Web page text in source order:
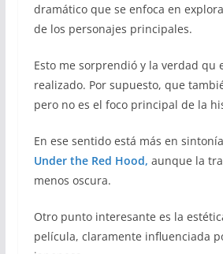
dramático que se enfoca en
de los personajes principales.
Esto me sorprendió y la verdad qu
realizado. Por supuesto, que
pero no es el foco principal de la
En ese sentido está más en
Under the Red Hood, aunque la
menos oscura.
Otro punto interesante es la
película, claramente influenciada